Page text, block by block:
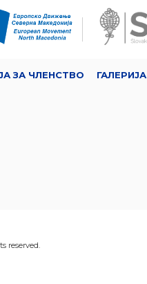
ЗА ЧЛЕНСТВО ГАЛЕРИЈА
reserved.